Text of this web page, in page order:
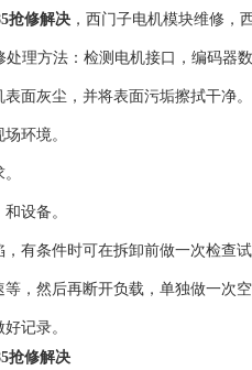
抢修解决 ，西门子电机模块维修，
处理方法：检测电机接口，编码器
面灰尘，并将表面污垢擦拭干净。
环境。
设备。
有条件时可在拆卸前做一次检查
，然后再断开负载，单独做一次
记录。
抢修解决